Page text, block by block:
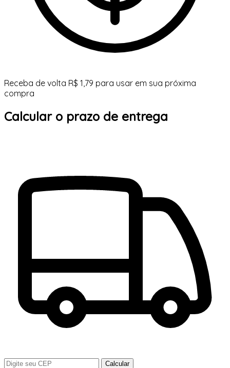
Receba de volta R$ 1,79 para usar em sua próxima
compra
Calcular o prazo de entrega
Calcular